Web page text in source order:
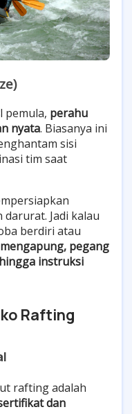
pemula, perahu
nyata. Biasanya ini
sisi
tim saat
Jadi kalau
berdiri atau
pegang
instruksi
Rafting
rafting adalah
dan